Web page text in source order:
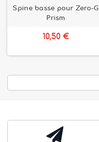
Spine basse pour Zero-G
Prism
10,50 €